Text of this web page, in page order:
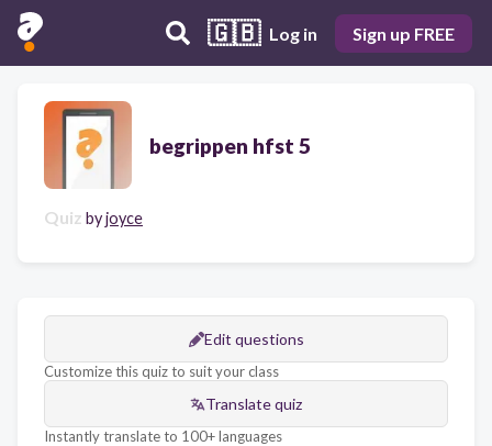
🇬🇧 Log in Sign up FREE
begrippen hfst 5
Quiz byjoyce
Edit questions
Customize this quiz to suit your class
Translate quiz
Instantly translate to 100+ languages